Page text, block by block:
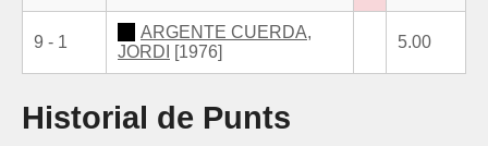
9 - 1
ARGENTE CUERDA,
JORDI
[1976]
5.00
Historial de Punts